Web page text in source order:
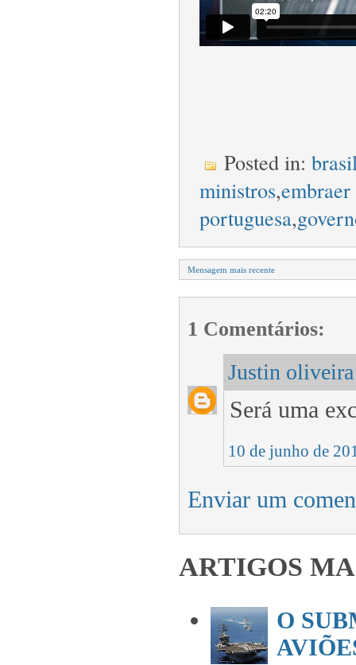
Posted in:
ministros,
portuguesa,
Mensagem mais recente
1 Comentários:
Justin oliveira
Será uma
10 de junho de
Enviar um
ARTIGOS
O